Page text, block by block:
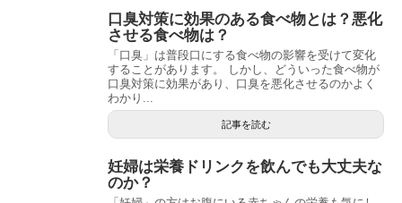
口臭対策に効果のある食べ物とは？悪化
させる食べ物は？
「口臭」は普段口にする食べ物の影響を受けて変化
することがあります。 しかし、どういった食べ物が
口臭対策に効果があり、口臭を悪化させるのかよく
わかり...
記事を読む
妊婦は栄養ドリンクを飲んでも大丈夫な
のか？